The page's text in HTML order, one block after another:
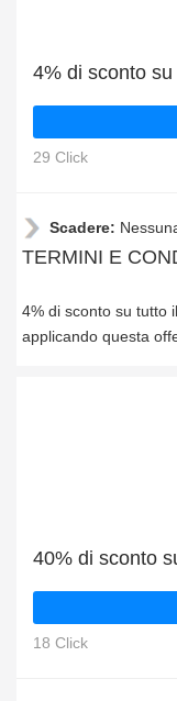
29 Click
Scadere:
TERMINI E
4% di sconto su tutto
applicando questa
18 Click